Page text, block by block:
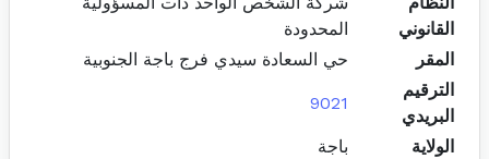
القانوني
المحدودة
المقر
حي السعادة سيدي فرج باجة الجنوبية
الترقيم
البريدي
9021
الولاية باجة